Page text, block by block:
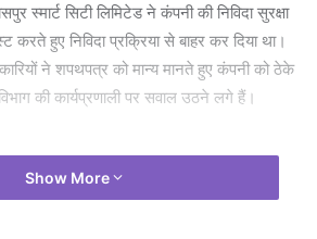
स्मार्ट सिटी लिमिटेड ने कंपनी की निविदा सुरक्षा
हुए निविदा प्रक्रिया से बाहर कर दिया था।
ने शपथपत्र को मान्य मानते हुए कंपनी को ठेके
की कार्यप्रणाली पर सवाल उठने लगे हैं।
Show More